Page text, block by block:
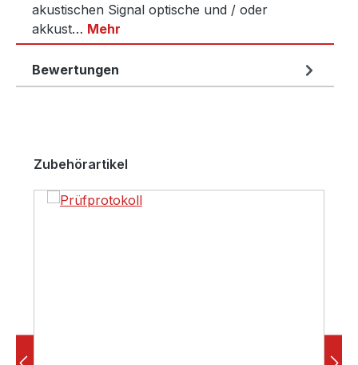
akustischen Signal optische und / oder
akkust… Mehr
Bewertungen
Produktgalerie überspringen
Zubehörartikel